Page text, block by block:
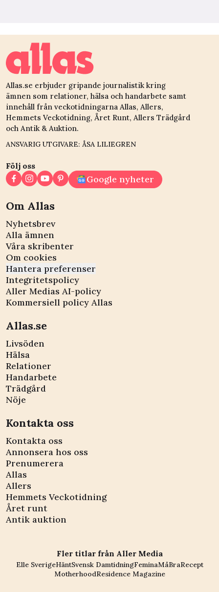
Allas.se erbjuder gripande journalistik kring
ämnen som relationer, hälsa och handarbete samt
innehåll från veckotidningarna Allas, Allers,
Hemmets Veckotidning, Året Runt, Allers Trädgård
och Antik & Auktion.
ANSVARIG UTGIVARE: ÅSA LILIEGREN
Följ oss
Google nyheter
Om Allas
Nyhetsbrev
Alla ämnen
Våra skribenter
Om cookies
Hantera preferenser
Integritetspolicy
Aller Medias AI-policy
Kommersiell policy Allas
Allas.se
Livsöden
Hälsa
Relationer
Handarbete
Trädgård
Nöje
Kontakta oss
Kontakta oss
Annonsera hos oss
Prenumerera
Allas
Allers
Hemmets Veckotidning
Året runt
Antik auktion
Fler titlar från Aller Media
Elle SverigeHäntSvensk DamtidningFeminaMåBraRecept
MotherhoodResidence Magazine